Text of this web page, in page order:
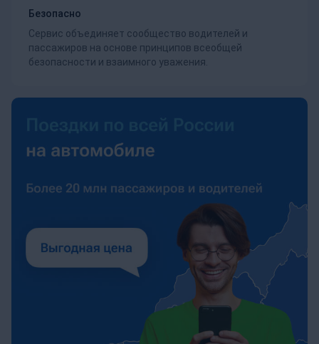
Безопасно
Сервис объединяет сообщество водителей и
пассажиров на основе принципов всеобщей
безопасности и взаимного уважения.